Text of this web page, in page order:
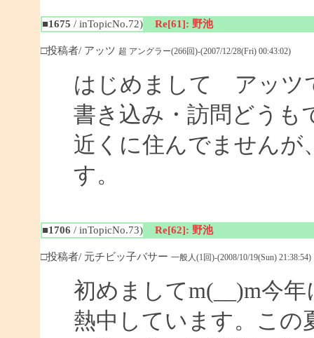
■1675 / inTopicNo.72) Re[61]: 野池
□投稿者/ アッツ 超 アングラー(266回)-(2007/12/28(Fri) 00:43:02)
はじめまして アッツ
書き込み・訪問どうも
近くに住んでませんが
す。
■1706 / inTopicNo.73) Re[62]: 野池
□投稿者/ 元チビッ子バサー 一般人(1回)-(2008/10/19(Sun) 21:38:54)
初めましてm(__)m今
熱中しています。この